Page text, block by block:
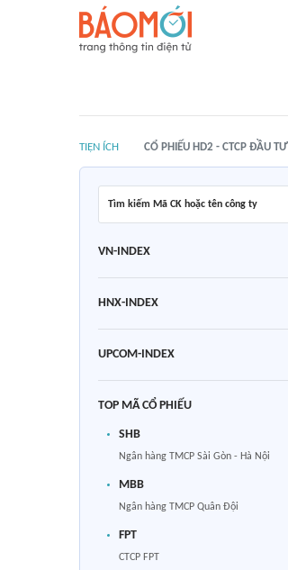
TIỆN ÍCH CỔ PHIẾU HD2 - CTCP ĐẦU
Tìm kiếm Mã CK hoặc tên công ty
VN-INDEX
HNX-INDEX
UPCOM-INDEX
TOP MÃ CỔ PHIẾU
SHB
Ngân hàng TMCP Sài Gòn - Hà Nội
MBB
Ngân hàng TMCP Quân Đội
FPT
CTCP FPT